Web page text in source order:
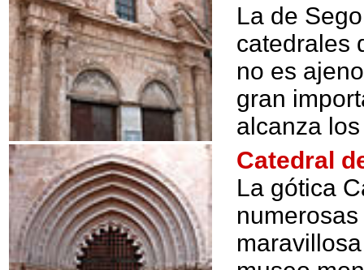
La de
catedrales
no es
gran
alcanza
Catedral
La gótica